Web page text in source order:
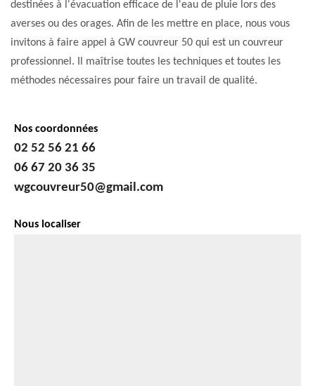
destinées à l'évacuation efficace de l'eau de pluie lors des
averses ou des orages. Afin de les mettre en place, nous vous
invitons à faire appel à GW couvreur 50 qui est un couvreur
professionnel. Il maîtrise toutes les techniques et toutes les
méthodes nécessaires pour faire un travail de qualité.
Nos coordonnées
02 52 56 21 66
06 67 20 36 35
wgcouvreur50@gmail.com
Nous localiser